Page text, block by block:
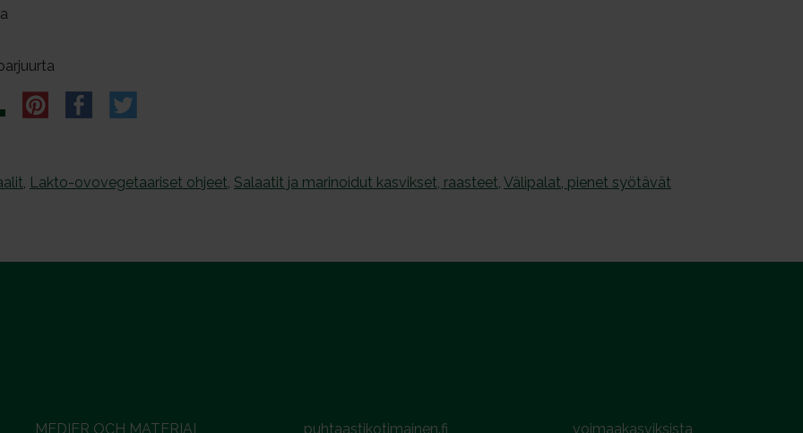
, Lakto-ovovegetaariset ohjeet, Salaatit ja marinoidut kasvikset, raasteet, Välipalat, pienet syötävät
MEDIER OCH MATERIAL puhtaastikotimainen.fi voimaakasviksista